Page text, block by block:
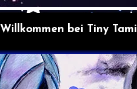
Willkommen bei Tiny Tami